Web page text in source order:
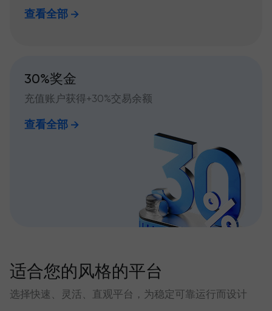
查看全部
30%奖金
充值账户获得+30%交易余额
查看全部
适合您的风格的平台
选择快速、灵活、直观平台，为稳定可靠运行而设计